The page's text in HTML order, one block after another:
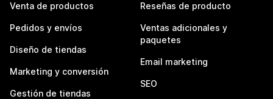
Venta de productos
Pedidos y envíos
Diseño de tiendas
Marketing y conversión
Gestión de tiendas
Reseñas de producto
Ventas adicionales y
paquetes
Email marketing
SEO